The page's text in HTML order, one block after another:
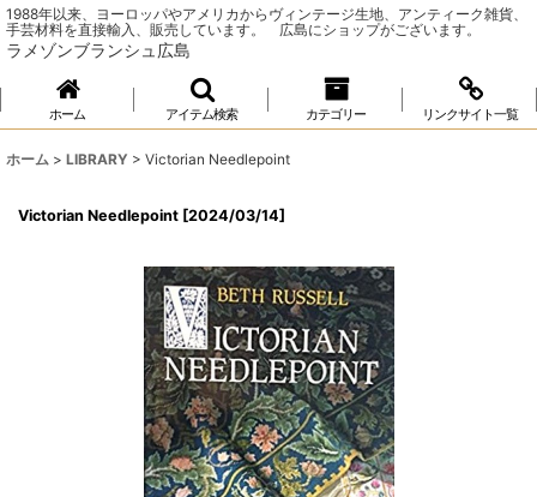
1988年以来、ヨーロッパやアメリカからヴィンテージ生地、アンティーク雑貨、
手芸材料を直接輸入、販売しています。 広島にショップがございます。
ラメゾンブランシュ広島
ホーム アイテム検索 カテゴリー リンクサイト一覧
ホーム > LIBRARY > Victorian Needlepoint
Victorian Needlepoint [2024/03/14]